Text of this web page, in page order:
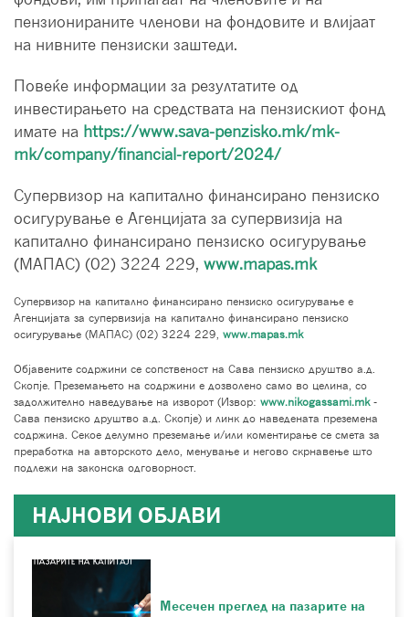
пензионираните членови на фондовите и влијаат
на нивните пензиски заштеди.
Повеќе информации за резултатите од
инвестирањето на средствата на пензискиот фонд
имате на https://www.sava-penzisko.mk/mk-
mk/company/financial-report/2024/
Супервизор на капитално финансирано пензиско
осигурување е Агенцијата за супервизија на
капитално финансирано пензиско осигурување
(МАПАС) (02) 3224 229, www.mapas.mk
Супервизор на капитално финансирано пензиско осигурување е
Агенцијата за супервизија на капитално финансирано пензиско
осигурување (МАПАС) (02) 3224 229, www.mapas.mk
Објавените содржини се сопственост на Сава пензиско друштво а.д.
Скопје. Преземањето на содржини е дозволено само во целина, со
задолжително наведување на изворот (Извор: www.nikogassami.mk-
Сава пензиско друштво а.д. Скопје) и линк до наведената преземена
содржина. Секое делумно преземање и/или коментирање се смета за
преработка на авторското дело, менување и негово скрнавење што
подлежи на законска одговорност.
НАЈНОВИ ОБЈАВИ
Месечен преглед на пазарите на